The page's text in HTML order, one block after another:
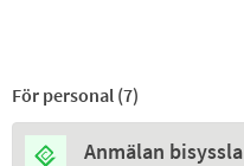
För personal (7)
Anmälan bisyssla